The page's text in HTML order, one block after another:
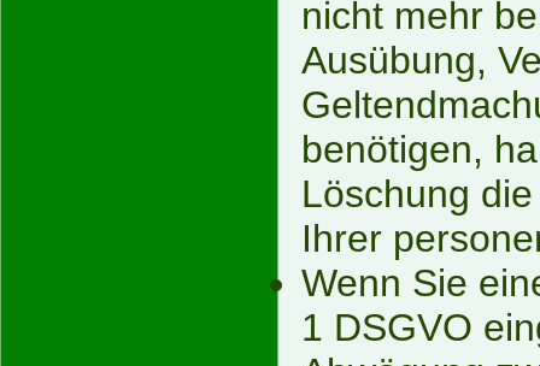
nicht mehr
Ausübung,
benötigen,
Löschung
Ihrer
Wenn Sie
1 DSGVO